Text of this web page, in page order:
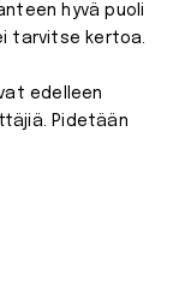
hyvä puoli
tarvitse kertoa.
edelleen
Pidetään